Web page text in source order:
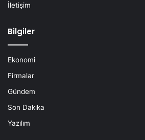
İletişim
Bilgiler
Ekonomi
Firmalar
Gündem
Son Dakika
Yazılım